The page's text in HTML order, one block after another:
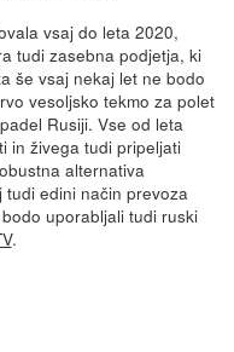
vsaj do leta 2020,
tudi zasebna podjetja, ki
še vsaj nekaj let ne bodo
vesoljsko tekmo za polet
Rusiji. Vse od leta
in živega tudi pripeljati
alternativa
tudi edini način prevoza
uporabljali tudi ruski
.